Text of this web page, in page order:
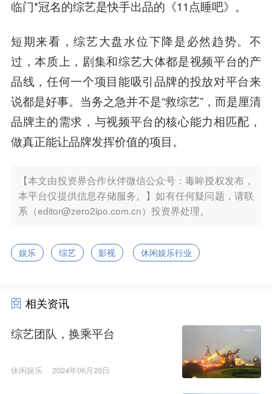
临门*冠名的综艺是快手出品的《11点睡吧》。
短期来看，综艺大盘水位下降是必然趋势。不
过，本质上，剧集和综艺大体都是视频平台的产
品线，任何一个项目能吸引品牌的投放对平台来
说都是好事。当务之急并不是“救综艺”，而是厘清
品牌主的需求，与视频平台的核心能力相匹配，
做真正能让品牌发挥价值的项目。
【本文由投资界合作伙伴微信公众号：毒眸授权发布，
本平台仅提供信息存储服务。】如有任何疑问题，请联
系（editor@zero2ipo.com.cn）投资界处理。
娱乐 综艺 影视 休闲娱乐行业
相关资讯
综艺团队，换乘平台
休闲娱乐 2024年06月26日